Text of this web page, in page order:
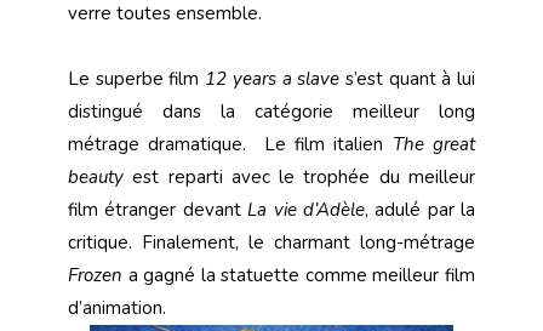
verre toutes ensemble.
Le superbe film 12 years a slave s’est quant à lui
distingué dans la catégorie meilleur long
métrage dramatique. Le film italien The great
beauty est reparti avec le trophée du meilleur
film étranger devantLa vie d’Adèle, adulé par la
critique. Finalement, le charmant long-métrage
Frozen a gagné la statuette comme meilleur film
d’animation.